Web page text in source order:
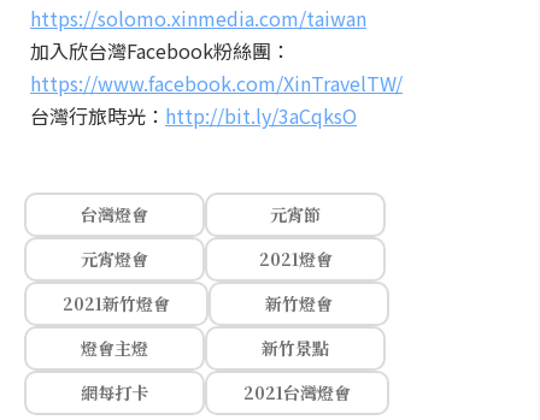
https://solomo.xinmedia.com/taiwan
加入欣台灣Facebook粉絲團：
https://www.facebook.com/XinTravelTW/
台灣行旅時光： http://bit.ly/3aCqksO
台灣燈會
元宵節
元宵燈會
2021燈會
2021新竹燈會
新竹燈會
燈會主燈
新竹景點
網每打卡
2021台灣燈會